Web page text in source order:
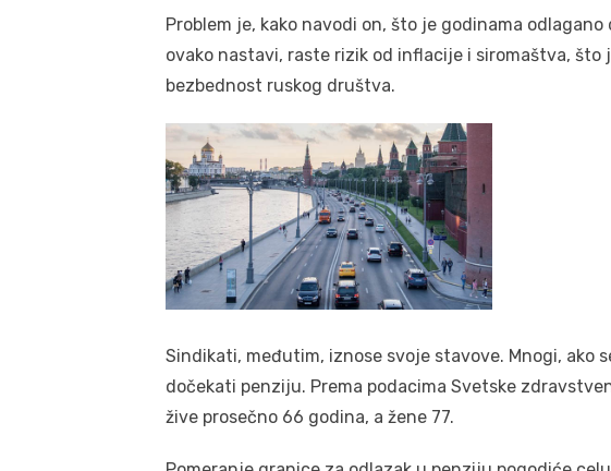
Problem je, kako navodi on, što je godinama
ovako nastavi, raste rizik od inflacije i siromaštva, što
bezbednost ruskog društva.
Sindikati, međutim, iznose svoje stavove. Mnogi, ako
dočekati penziju. Prema podacima Svetske
žive prosečno 66 godina, a žene 77.